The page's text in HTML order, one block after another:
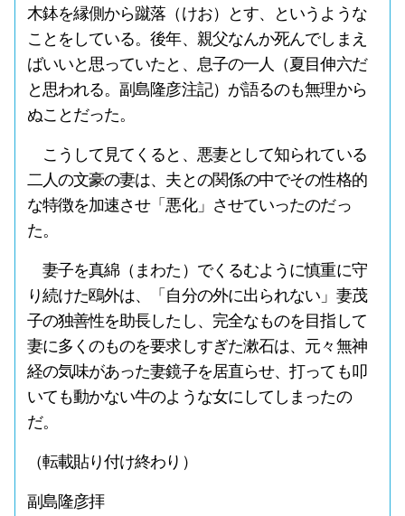
木鉢を縁側から蹴落（けお）とす、というような
ことをしている。後年、親父なんか死んでしまえ
ばいいと思っていたと、息子の一人（夏目伸六だ
と思われる。副島隆彦注記）が語るのも無理から
ぬことだった。
こうして見てくると、悪妻として知られている
二人の文豪の妻は、夫との関係の中でその性格的
な特徴を加速させ「悪化」させていったのだっ
た。
妻子を真綿（まわた）でくるむように慎重に守
り続けた鴎外は、「自分の外に出られない」妻茂
子の独善性を助長したし、完全なものを目指して
妻に多くのものを要求しすぎた漱石は、元々無神
経の気味があった妻鏡子を居直らせ、打っても叩
いても動かない牛のような女にしてしまったの
だ。
（転載貼り付け終わり）
副島隆彦拝